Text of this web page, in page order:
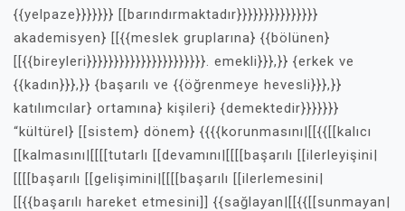
{{yelpaze}}}}}}} [[barındırmaktadır}}}}}}}}}}}}}}}
akademisyen} [[{{meslek gruplarına} {{bölünen}
[[{{bireyleri}}}}}}}}}}}}}}}}}}}}}}. emekli}}},}} {erkek ve
{{kadın}}},}} {başarılı ve {{öğrenmeye hevesli}}},}}
katılımcılar} ortamına} kişileri} {demektedir}}}}}}}
“kültürel} [[sistem} dönem} {{{{korunmasını|[[{{[[kalıcı
[[kalmasını|[[[[tutarlı [[devamını|[[[[başarılı [[ilerleyişini|
[[[[başarılı [[gelişimini|[[[[başarılı [[ilerlemesini|
[[{{başarılı hareket etmesini]] {{sağlayan|[[{{[[sunmayan|